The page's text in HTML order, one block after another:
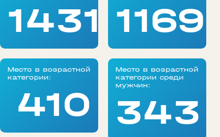
1431 1169
Место в возрастной
категории:
410
Место в возрастной
категории среди
мужчин:
343